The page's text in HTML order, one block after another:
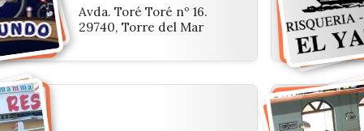
Avda. Toré Toré nº 16.
29740, Torre del Mar